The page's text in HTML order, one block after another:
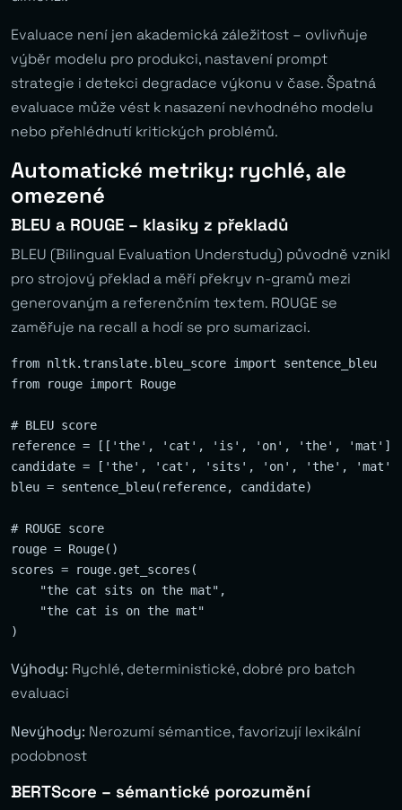
Evaluace není jen akademická záležitost – ovlivňuje
výběr modelu pro produkci, nastavení prompt
strategie i detekci degradace výkonu v čase. Špatná
evaluace může vést k nasazení nevhodného modelu
nebo přehlédnutí kritických problémů.
Automatické metriky: rychlé, ale
omezené
BLEU a ROUGE – klasiky z překladů
BLEU (Bilingual Evaluation Understudy) původně vznikl
pro strojový překlad a měří překryv n-gramů mezi
generovaným a referenčním textem. ROUGE se
zaměřuje na recall a hodí se pro sumarizaci.
from nltk.translate.bleu_score import sentence_bleu
from rouge import Rouge
# BLEU score
reference = [['the', 'cat', 'is', 'on', 'the', 'mat']]
candidate = ['the', 'cat', 'sits', 'on', 'the', 'mat']
bleu = sentence_bleu(reference, candidate)
# ROUGE score
rouge = Rouge()
scores = rouge.get_scores(
    "the cat sits on the mat",
    "the cat is on the mat"
Výhody: Rychlé, deterministické, dobré pro batch
evaluaci
Nevýhody: Nerozumí sémantice, favorizují lexikální
podobnost
BERTScore – sémantické porozumění